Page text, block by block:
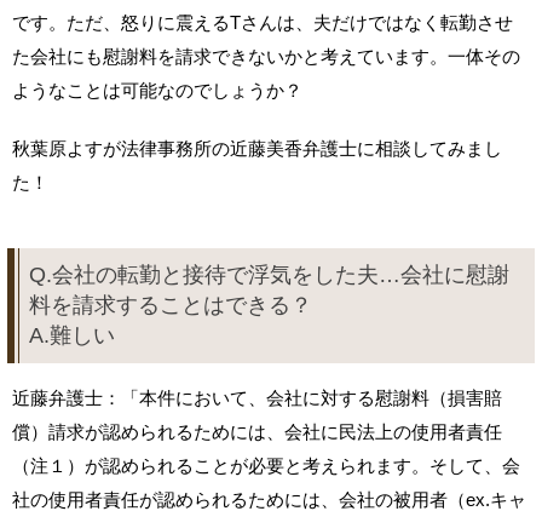
です。ただ、怒りに震えるTさんは、夫だけではなく転勤させ
た会社にも慰謝料を請求できないかと考えています。一体その
ようなことは可能なのでしょうか？
秋葉原よすが法律事務所の近藤美香弁護士に相談してみまし
た！
Q.会社の転勤と接待で浮気をした夫…会社に慰謝
料を請求することはできる？
A.難しい
近藤弁護士：「本件において、会社に対する慰謝料（損害賠
償）請求が認められるためには、会社に民法上の使用者責任
（注１）が認められることが必要と考えられます。そして、会
社の使用者責任が認められるためには、会社の被用者（ex.キャ